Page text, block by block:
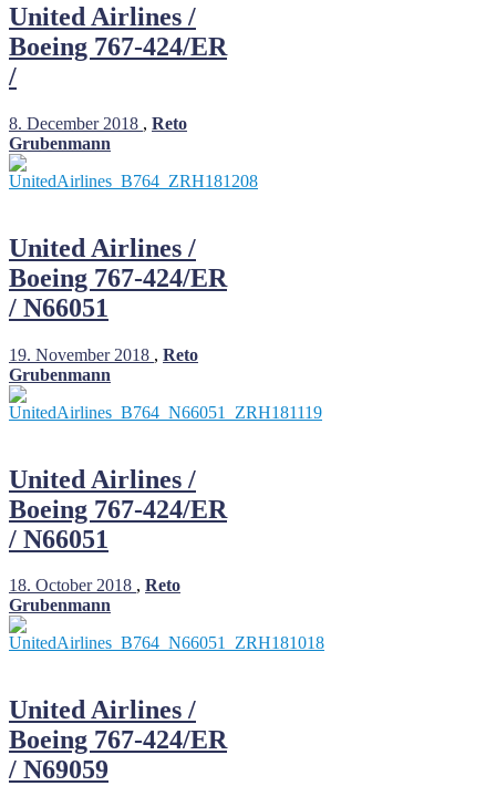
United Airlines /
Boeing 767-424/ER
/
8. December 2018 , Reto
Grubenmann
United Airlines /
Boeing 767-424/ER
/ N66051
19. November 2018 , Reto
Grubenmann
United Airlines /
Boeing 767-424/ER
/ N66051
18. October 2018 , Reto
Grubenmann
United Airlines /
Boeing 767-424/ER
/ N69059